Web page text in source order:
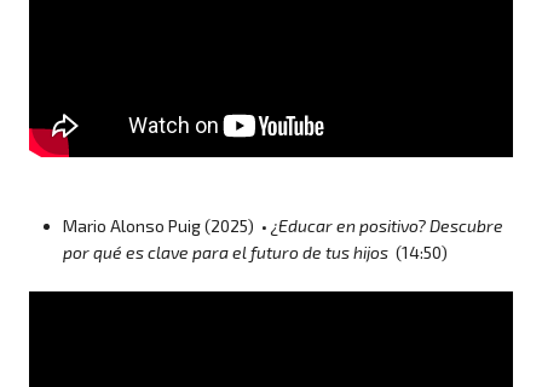
Mario Alonso Puig (2025) • ¿Educar en positivo? Descubre
por qué es clave para el futuro de tus hijos (14:50)